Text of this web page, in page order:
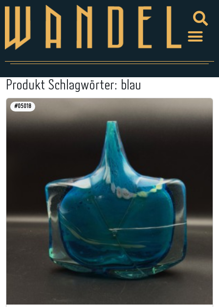
Produkt Schlagwörter: blau
#05018